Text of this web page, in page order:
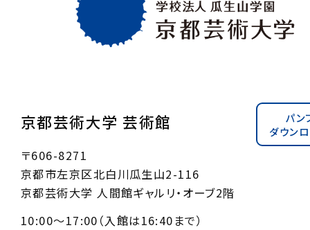
京都芸術大学 芸術館
パン
ダウン
〒606-8271
京都市左京区北白川瓜生山2-116
京都芸術大学 人間館ギャルリ・オーブ2階
10:00〜17:00（入館は16:40まで）